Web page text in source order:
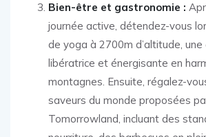
Bien-être et gastronomie :
journée active, détendez-vous
de yoga à 2700m d’altitude, une
libératrice et énergisante en
montagnes. Ensuite, régalez-
saveurs du monde proposées
Tomorrowland, incluant des